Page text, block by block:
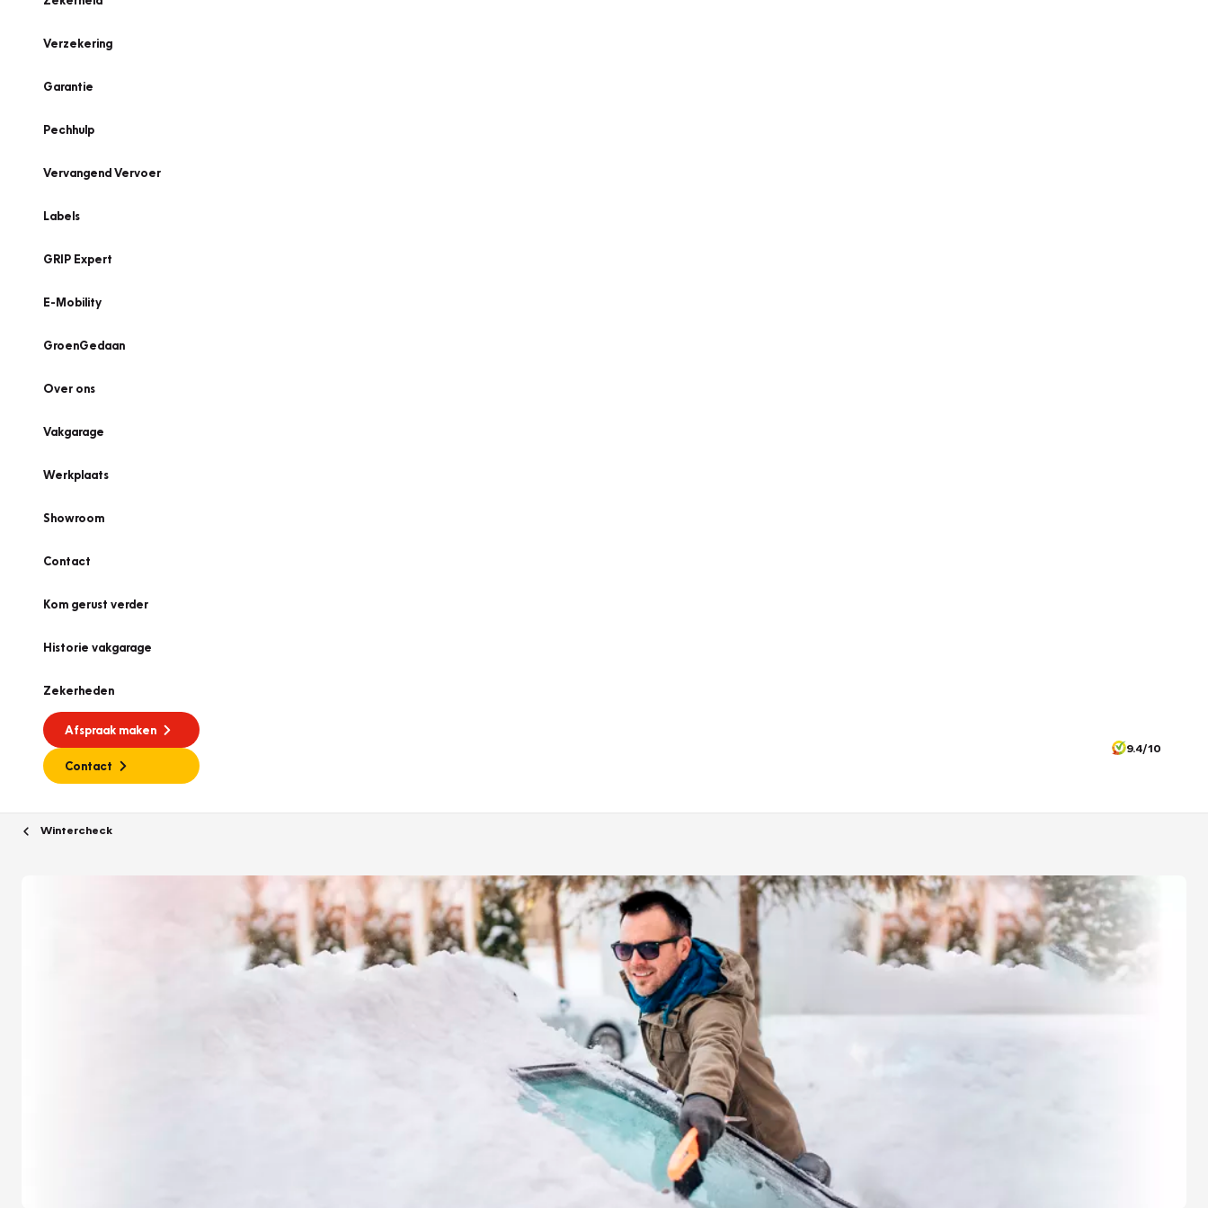
Verzekering
Garantie
Pechhulp
Vervangend Vervoer
Labels
GRIP Expert
E-Mobility
GroenGedaan
Over ons
Vakgarage
Werkplaats
Showroom
Contact
Kom gerust verder
Historie vakgarage
Zekerheden
Afspraak maken
Contact
9.4/10
Wintercheck